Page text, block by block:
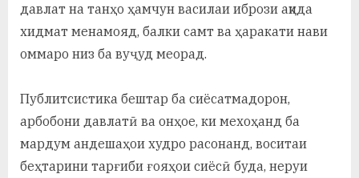
давлат на танҳо ҳамчун василаи ибрози ақида
хидмат менамояд, балки самт ва ҳаракати нави
оммаро низ ба вуҷуд меорад.
Публитсистика бештар ба сиёсатмадорон,
арбобони давлатӣ ва онҳое, ки мехоҳанд ба
мардум андешаҳои худро расонанд, воситаи
беҳтарини тарғиби ғояҳои сиёсӣ буда, неруи